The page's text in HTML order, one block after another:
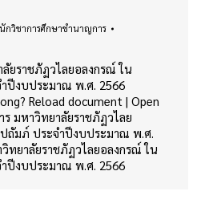
กวิชาการศึกษาชำนาญการ
ยราชภัฏวไลยอลงกรณ์ ใน
ปีงบประมาณ พ.ศ. 2566
Reload document | Open
มหาวิทยาลัยราชภัฏวไลย
ถัมภ์ ประจำปีงบประมาณ พ.ศ.
ทยาลัยราชภัฏวไลยอลงกรณ์ ใน
ปีงบประมาณ พ.ศ. 2566